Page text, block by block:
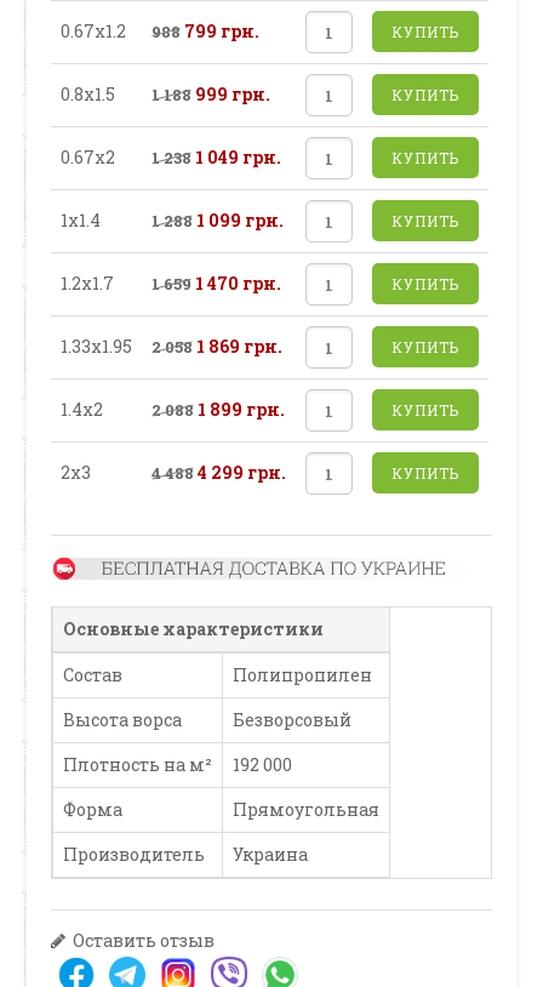
0.67х1.2 988 799 грн. КУПИТЬ
0.8х1.5 1 188 999 грн. КУПИТЬ
0.67х2 1 238 1 049 грн. КУПИТЬ
1х1.4 1 288 1 099 грн. КУПИТЬ
1.2х1.7 1 659 1 470 грн. КУПИТЬ
1.33х1.95 2 058 1 869 грн. КУПИТЬ
1.4х2 2 088 1 899 грн. КУПИТЬ
2х3 4 4884 299 грн. КУПИТЬ
Основные характеристики
Состав
Полипропилен
Высота ворса
Безворсовый
Плотность на м²
192 000
Форма
Прямоугольная
Производитель
Украина
Оставить отзыв